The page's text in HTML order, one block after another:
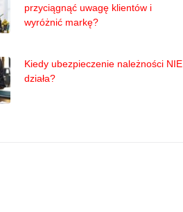
przyciągnąć uwagę klientów i
wyróżnić markę?
Kiedy ubezpieczenie należności NIE
działa?